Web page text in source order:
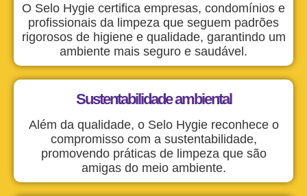
O Selo Hygie certifica empresas, condomínios e
profissionais da limpeza que seguem padrões
rigorosos de higiene e qualidade, garantindo um
ambiente mais seguro e saudável.
Sustentabilidade ambiental
Além da qualidade, o Selo Hygie reconhece o
compromisso com a sustentabilidade,
promovendo práticas de limpeza que são
amigas do meio ambiente.